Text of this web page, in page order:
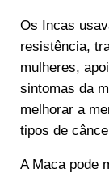
Os Incas
resistência,
mulheres,
sintomas da
melhorar a
tipos de
A Maca pode